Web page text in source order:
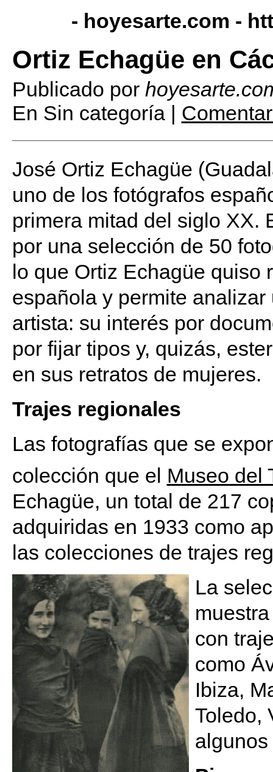
- hoyesarte.com -
Ortiz Echagüe en
Publicado por
En Sin categoría |
José Ortiz Echagüe
uno de los fotógrafos
primera mitad del siglo XX.
por una selección de 50
lo que Ortiz Echagüe quiso
española y permite
artista: su interés por
por fijar tipos y, quizás,
en sus retratos de mujeres.
Trajes regionales
Las fotografías que se
colección que el Museo del
Echagüe, un total de 217
adquiridas en 1933 como
las colecciones de trajes
La
con
como
Ibiza,
Toledo,